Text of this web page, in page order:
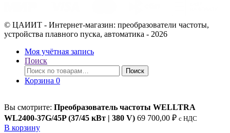
© ЦАИИТ - Интернет-магазин: преобразователи частоты,
устройства плавного пуска, автоматика - 2026
Моя учётная запись
Поиск
Искать:
Поиск
Корзина 0
Вы смотрите: Преобразователь частоты WELLTRA
WL2400-37G/45P (37/45 кВт | 380 V) 69 700,00 ₽ c НДС
В корзину